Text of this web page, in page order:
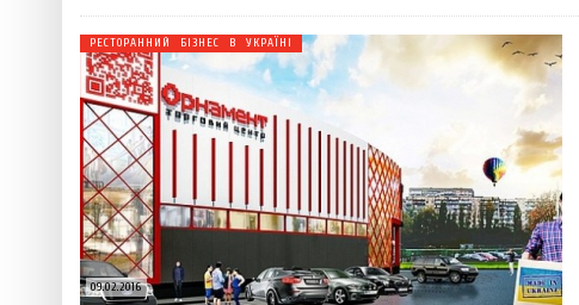
09.02.2016
РЕСТОРАННИЙ БІЗНЕС В УКРАЇНІ